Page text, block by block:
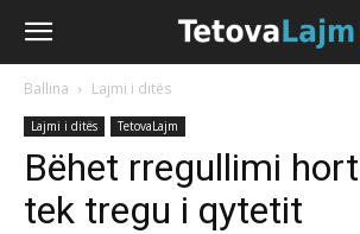
Ballina Lajmi i ditës
Lajmi i ditës TetovaLajm
Bëhet rregullimi
tek tregu i qytetit